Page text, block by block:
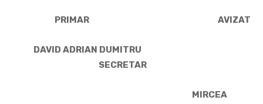
PRIMAR AVIZAT
DAVID ADRIAN DUMITRU
SECRETAR
MIRCEA